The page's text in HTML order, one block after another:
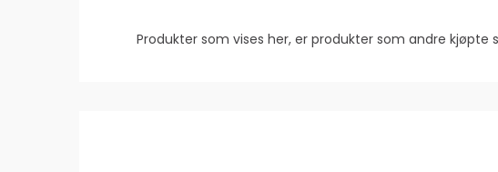
Produkter som vises her, er produkter som andre